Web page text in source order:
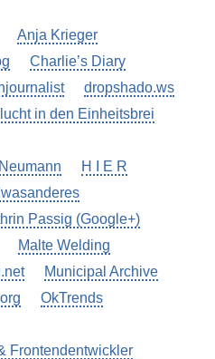
Anja Krieger
Charlie’s Diary
dropshado.ws
in den Einheitsbrei
H I E R
Passig (Google+)
Malte Welding
Municipal Archive
OkTrends
Frontendentwickler